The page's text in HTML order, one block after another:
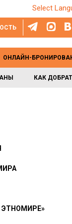
Select
КАК
ОНЛАЙН-
ЭТНОМИРЕ»